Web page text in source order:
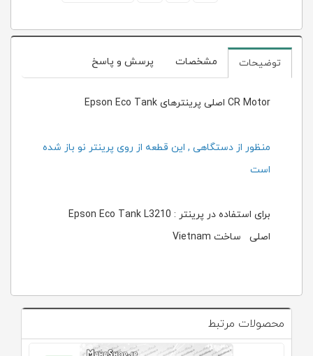
توضیحات مشخصات پرسش و پاسخ
CR Motor اصلی پرینترهای Epson Eco Tank
منظور از دستگاهی , این قطعه از روی پرینتر نو باز شده
است
برای استفاده در پرینتر : Epson Eco Tank L3210
اصلی ساخت Vietnam
محصولات مرتبط